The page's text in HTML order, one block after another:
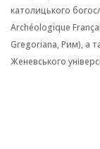
католицького
Archéologique
Gregoriana, Рим), а
Женевського